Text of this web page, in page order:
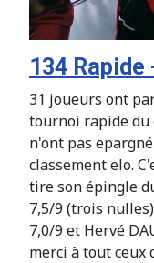
134
31 joueurs ont
tournoi rapide du
n'ont pas
classement elo.
tire son épingle
7,5/9 (trois
7,0/9 et Hervé
merci à tout ceux